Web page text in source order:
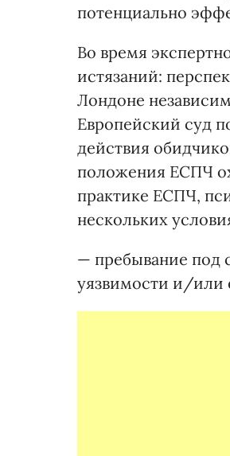
потенциально
Во время
истязаний:
Лондоне
Европейский суд
действия
положения ЕСПЧ
практике ЕСПЧ,
нескольких
— пребывание под
уязвимости и/или